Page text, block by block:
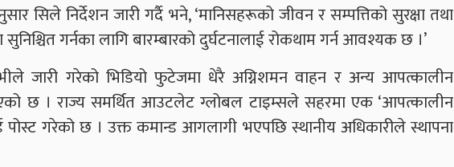
सिले निर्देशन जारी गर्दै भने, ‘मानिसहरूको जीवन र सम्पत्तिको सुरक्षा तथा
गर्नका लागि बारम्बारको दुर्घटनालाई रोकथाम गर्न आवश्यक छ ।’
जारी गरेको भिडियो फुटेजमा धेरै अग्निशमन वाहन र अन्य आपत्कालीन
छ । राज्य समर्थित आउटलेट ग्लोबल टाइम्सले सहरमा एक ‘आपत्कालीन
पोस्ट गरेको छ । उक्त कमान्ड आगलागी भएपछि स्थानीय अधिकारीले स्थापना